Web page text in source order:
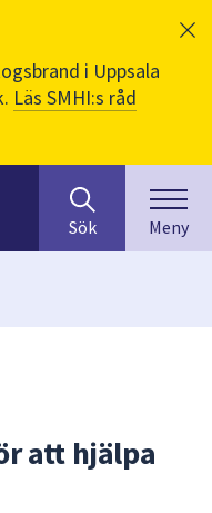
i Uppsala
Läs SMHI:s råd
efter
innehåll
på
sökfältet
kommer
Sök Meny
att hjälpa